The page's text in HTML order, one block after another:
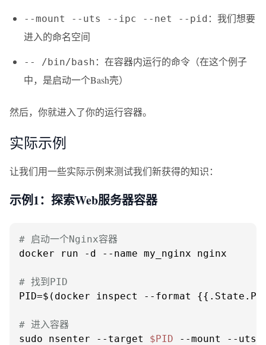
--mount --uts --ipc --net --pid ：我们想要
进入的命名空间
-- /bin/bash ：在容器内运行的命令（在这个例子
中，是启动一个Bash壳）
然后，你就进入了你的运行容器。
实际示例
让我们用一些实际示例来测试我们新获得的知识：
示例1：探索Web服务器容器
# 启动一个Nginx容器
docker run -d --name my_nginx nginx
# 找到PID
PID=$(docker inspect --format
# 进入容器
sudo nsenter --target $PID --mount --